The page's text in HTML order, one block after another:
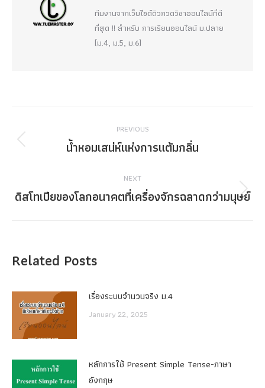
ทีมงานจากเว็บไซต์ติวกวดวิชาออนไลน์ที่ดี
ที่สุด !! สำหรับ การเรียนออนไลน์ ม.ปลาย
(ม.4, ม.5, ม.6)
navigation
PREVIOUS
Previous
น้ำหอมเสน่ห์แห่งการแต้มกลิ่น
NEXT
Next
ดิสโทเปียของโลกอนาคตที่เครื่องจักรฉลาดกว่ามนุษย์
Related Posts
เรื่องระบบจํานวนจริง ม.4
January 22, 2025
หลักการใช้ Present Simple Tense-ภาษา
อังกฤษ